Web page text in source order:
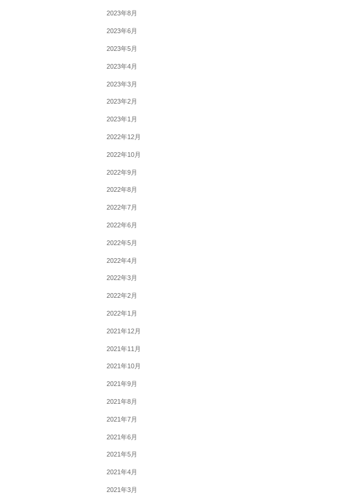
2023年8月
2023年6月
2023年5月
2023年4月
2023年3月
2023年2月
2023年1月
2022年12月
2022年10月
2022年9月
2022年8月
2022年7月
2022年6月
2022年5月
2022年4月
2022年3月
2022年2月
2022年1月
2021年12月
2021年11月
2021年10月
2021年9月
2021年8月
2021年7月
2021年6月
2021年5月
2021年4月
2021年3月